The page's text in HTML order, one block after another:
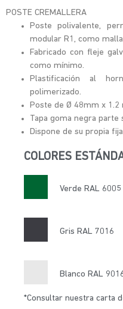
POSTE CREMALLERA
Poste polivalente,
modular R1, como
Fabricado con fleje
como mínimo.
Plastificación al
polimerizado.
Poste de Ø 48mm x 1.2
Tapa goma negra parte
Dispone de su propia
COLORES
Verde RAL 6005
Gris RAL 7016
Blanco RAL
*Consultar nuestra carta